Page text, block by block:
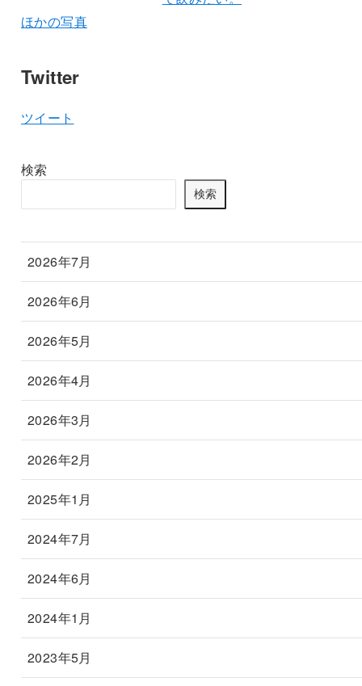
ほかの写真
Twitter
ツイート
検索
検索
2026年7月
2026年6月
2026年5月
2026年4月
2026年3月
2026年2月
2025年1月
2024年7月
2024年6月
2024年1月
2023年5月